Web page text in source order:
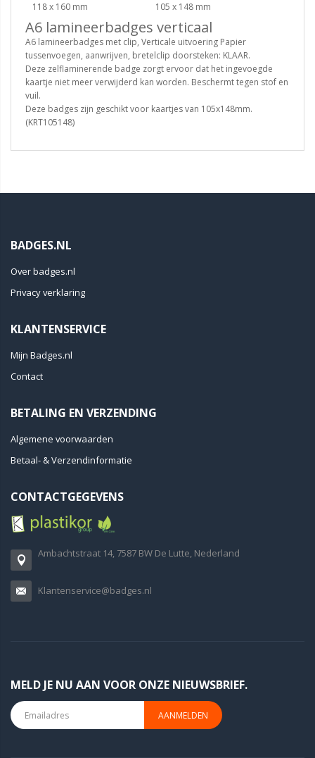
118 x 160 mm 105 x 148 mm
A6 lamineerbadges verticaal
A6 lamineerbadges met clip, Verticale uitvoering Papier
tussenvoegen, aanwrijven, bretelclip doorsteken: KLAAR.
Deze zelflaminerende badge zorgt ervoor dat het ingevoegde
kaartje niet meer verwijderd kan worden. Beschermt tegen stof en
vuil.
Deze badges zijn geschikt voor kaartjes van 105x148mm.
(KRT105148)
BADGES.NL
Over badges.nl
Privacy verklaring
KLANTENSERVICE
Mijn Badges.nl
Contact
BETALING EN VERZENDING
Algemene voorwaarden
Betaal- & Verzendinformatie
CONTACTGEGEVENS
Ambachtstraat 14, 7587 BW De Lutte, Nederland
Klantenservice@badges.nl
MELD JE NU AAN VOOR ONZE NIEUWSBRIEF.
AANMELDEN